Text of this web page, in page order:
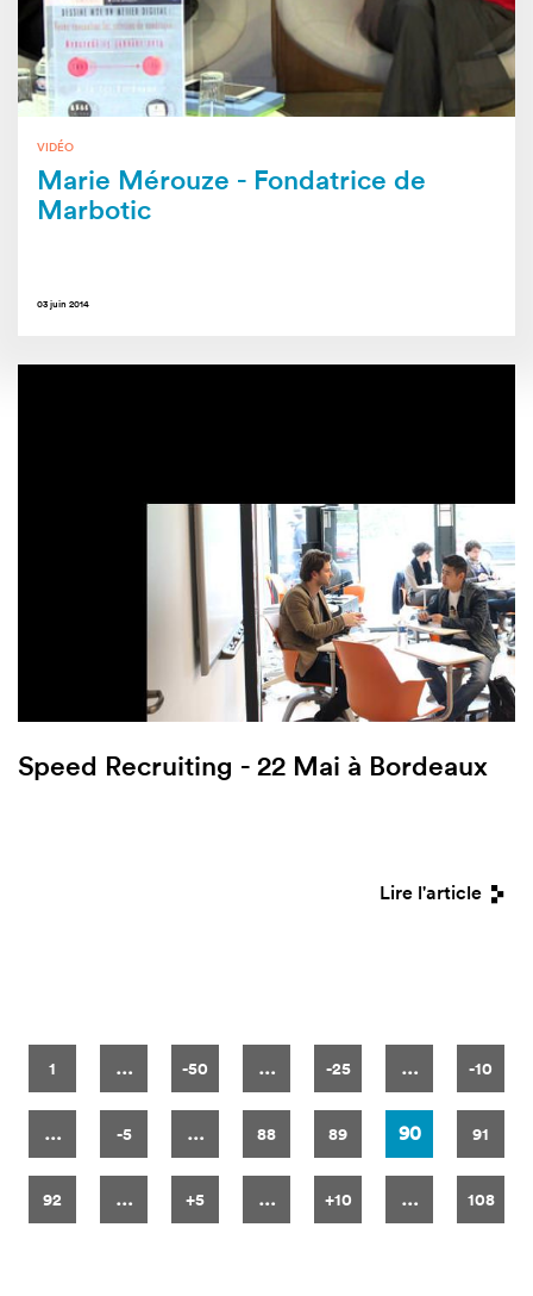
VIDÉO
Marie Mérouze - Fondatrice de
Marbotic
03 juin 2014
Speed Recruiting - 22 Mai à Bordeaux
Lire l'article
Pages
1 … -50 … -25 … -10
… -5 … 88 89 90 91
92 … +5 … +10 … 108